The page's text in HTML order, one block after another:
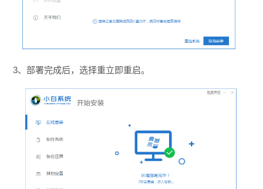
3、部署完成后，选择重立即重启。